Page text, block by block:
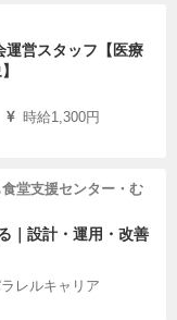
運営スタッフ【医療
時給1,300円
堂支援センター・む
｜設計・運用・改善
レルキャリア